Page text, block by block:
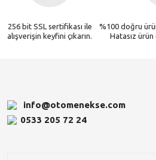
256 bit SSL sertifikası ile
alışverişin keyfini çıkarın.
%100 doğru
Hatasız
info@otomenekse.com
0533 205 72 24